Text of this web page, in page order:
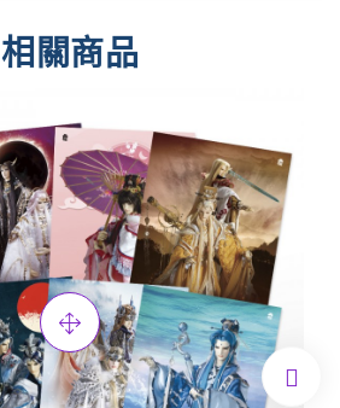
相關商品
